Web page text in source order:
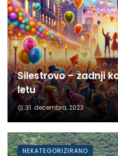
Silestrovo – zadnji
letu
31. decembra, 2023
NEKATEGORIZIRANO